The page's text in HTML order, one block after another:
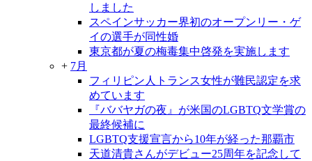
しました
スペインサッカー界初のオープンリー・ゲ
イの選手が同性婚
東京都が夏の梅毒集中啓発を実施します
+ 7月
フィリピン人トランス女性が難民認定を求
めています
『ババヤガの夜』が米国のLGBTQ文学賞の
最終候補に
LGBTQ支援宣言から10年が経った那覇市
天道清貴さんがデビュー25周年を記念して